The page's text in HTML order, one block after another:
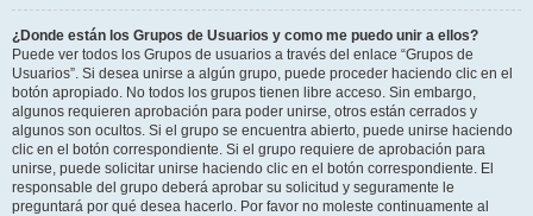
¿Donde están los Grupos de Usuarios y como me puedo unir a ellos?
Puede ver todos los Grupos de usuarios a través del enlace “Grupos de
Usuarios”. Si desea unirse a algún grupo, puede proceder haciendo clic en el
botón apropiado. No todos los grupos tienen libre acceso. Sin embargo,
algunos requieren aprobación para poder unirse, otros están cerrados y
algunos son ocultos. Si el grupo se encuentra abierto, puede unirse haciendo
clic en el botón correspondiente. Si el grupo requiere de aprobación para
unirse, puede solicitar unirse haciendo clic en el botón correspondiente. El
responsable del grupo deberá aprobar su solicitud y seguramente le
preguntará por qué desea hacerlo. Por favor no moleste continuamente al